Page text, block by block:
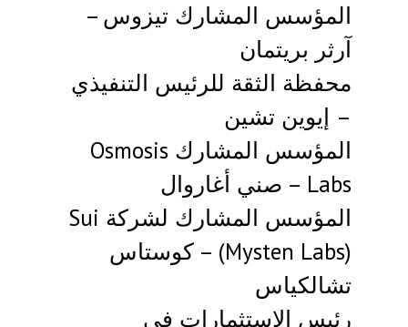
المؤسس المشارك تيزوس –
آرثر بريتمان
محفظة الثقة للرئيس التنفيذي
– إيوين تشين
المؤسس المشارك Osmosis
Labs – صني أغاروال
المؤسس المشارك لشركة Sui
(Mysten Labs) – كوستاس
تشالكياس
رئيس الاستثمارات في